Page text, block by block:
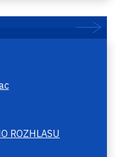
ROZHLASU